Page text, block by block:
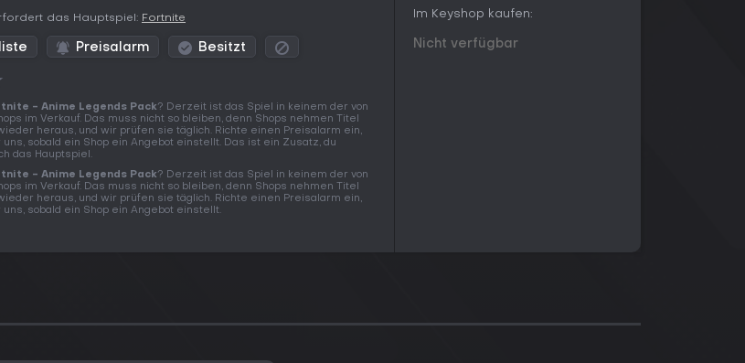
das Hauptspiel: Fortnite
Preisalarm Besitzt
- Anime Legends Pack? Derzeit ist das Spiel in keinem der von
im Verkauf. Das muss nicht so bleiben, denn Shops nehmen Titel
heraus, und wir prüfen sie täglich. Richte einen Preisalarm ein,
sobald ein Shop ein Angebot einstellt. Das ist ein Zusatz, du
das Hauptspiel.
- Anime Legends Pack? Derzeit ist das Spiel in keinem der von
im Verkauf. Das muss nicht so bleiben, denn Shops nehmen Titel
heraus, und wir prüfen sie täglich. Richte einen Preisalarm ein,
sobald ein Shop ein Angebot einstellt.
Im Keyshop kaufen:
Nicht verfügbar